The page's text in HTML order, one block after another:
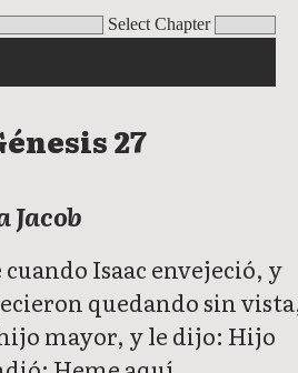
Select Chapter
27
Jacob
Isaac envejeció, y
quedando sin
mayor, y le dijo: Hijo